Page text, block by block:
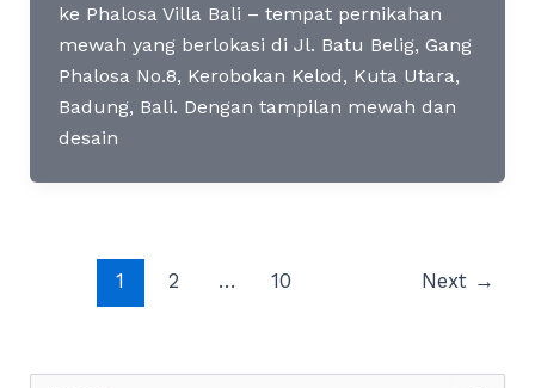
ke Phalosa Villa Bali – tempat pernikahan
mewah yang berlokasi di Jl. Batu Belig, Gang
Phalosa No.8, Kerobokan Kelod, Kuta Utara,
Badung, Bali. Dengan tampilan mewah dan
desain
pagination
1 2 … 10 Next →